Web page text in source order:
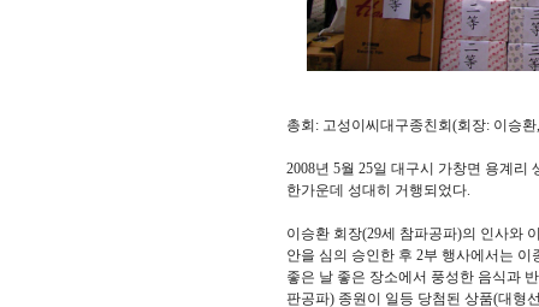
총회: 고성이씨대구종친회(회장: 이승
2008년 5월 25일 대구시 가창면 용계
한가운데 성대히 거행되었다.
이승환 회장(29세 참파공파)의 인사와
안을 심의 승인한 후 2부 행사에서는
좋은 날 좋은 장소에서 풍성한 음식과
판공파) 종원이 일등 당첨된 상품(대형